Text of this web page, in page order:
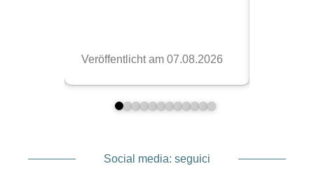
Social media: seguici